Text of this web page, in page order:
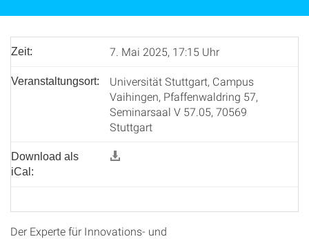
Zeit: 7. Mai 2025, 17:15 Uhr
Veranstaltungsort:
Universität Stuttgart, Campus
Vaihingen, Pfaffenwaldring 57,
Seminarsaal V 57.05, 70569
Stuttgart
Download als
iCal:
Der Experte für Innovations- und